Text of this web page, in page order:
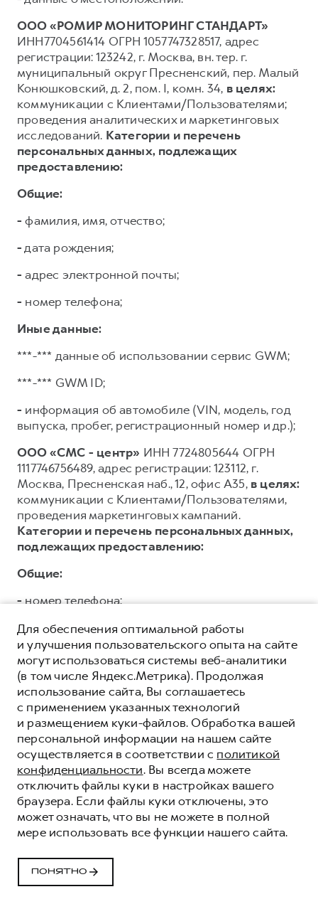
ООО «РОМИР МОНИТОРИНГ СТАНДАРТ»
ИНН7704561414 ОГРН 1057747328517, адрес
регистрации: 123242, г. Москва, вн. тер. г.
муниципальный округ Пресненский, пер. Малый
Конюшковский, д. 2, пом. I, комн. 34, в целях:
коммуникации с Клиентами/Пользователями;
проведения аналитических и маркетинговых
исследований. Категории и перечень
персональных данных, подлежащих
предоставлению:
Общие:
- фамилия, имя, отчество;
-дата рождения;
- адрес электронной почты;
- номер телефона;
Иные данные:
***-*** данные об использовании сервис GWM;
***-*** GWM ID;
- информация об автомобиле (VIN, модель, год
выпуска, пробег, регистрационный номер и др.);
ООО «СМС - центр» ИНН 7724805644 ОГРН
1117746756489, адрес регистрации: 123112, г.
Москва, Пресненская наб., 12, офис А35, в целях:
коммуникации с Клиентами/Пользователями,
проведения маркетинговых кампаний.
Категории и перечень персональных данных,
подлежащих предоставлению:
Общие:
-номер телефона;
ООО «СЛАВА ГРУПП»ИНН 7704875192 ОГРН
5147746150041, адрес регистрации: г. Москва, ул.
Тверская, дом 16, стр.3, помещ. 3 в целях:
коммуникации с Клиентами/Пользователями, в
том числе: направления e.mail рассылки;
проведения маркетинговых кампаний и
исследований; поддержки процесса продаж,
аналитики данных.Категории и перечень
персональных данных, подлежащих
предоставлению:
Общие:
-фамилия, имя, отчество;
адрес электронной почты;
Для обеспечения оптимальной работы
и улучшения пользовательского опыта на сайте
могут использоваться системы веб-аналитики
(в том числе Яндекс.Метрика). Продолжая
использование сайта, Вы соглашаетесь
с применением указанных технологий
и размещением куки-файлов. Обработка вашей
персональной информации на нашем сайте
осуществляется в соответствии с политикой
конфиденциальности. Вы всегда можете
отключить файлы куки в настройках вашего
браузера. Если файлы куки отключены, это
может означать, что вы не можете в полной
мере использовать все функции нашего сайта.
ПОНЯТНО